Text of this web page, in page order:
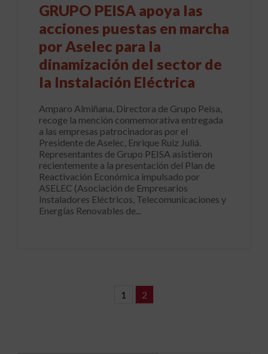
GRUPO PEISA apoya las
acciones puestas en marcha
por Aselec para la
dinamización del sector de
la Instalación Eléctrica
Amparo Almiñana, Directora de Grupo Peisa,
recoge la mención conmemorativa entregada
a las empresas patrocinadoras por el
Presidente de Aselec, Enrique Ruiz Juliá.
Representantes de Grupo PEISA asistieron
recientemente a la presentación del Plan de
Reactivación Económica impulsado por
ASELEC (Asociación de Empresarios
Instaladores Eléctricos, Telecomunicaciones y
Energías Renovables de...
1 2